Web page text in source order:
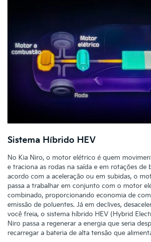
Sistema Híbrido HEV
No Kia Niro, o motor elétrico é quem
e traciona as rodas na saída e em rotações de
acordo com a aceleração ou em subidas, o
passa a trabalhar em conjunto com o motor
combinado, proporcionando economia de
emissão de poluentes. Já em declives,
você freia, o sistema híbrido HEV (Hybrid
Niro passa a regenerar a energia que seria
recarregar a bateria de alta tensão que